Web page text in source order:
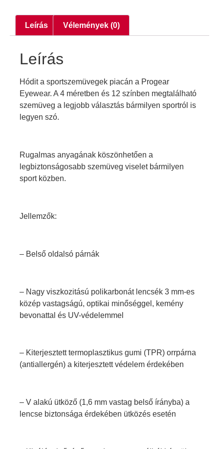
Leírás Vélemények (0)
Leírás
Hódit a sportszemüvegek piacán a Progear
Eyewear. A 4 méretben és 12 színben megtalálható
szemüveg a legjobb választás bármilyen sportról is
legyen szó.
Rugalmas anyagának köszönhetően a
legbiztonságosabb szemüveg viselet bármilyen
sport közben.
Jellemzők:
– Belső oldalsó párnák
– Nagy viszkozitású polikarbonát lencsék 3 mm-es
közép vastagságú, optikai minőséggel, kemény
bevonattal és UV-védelemmel
– Kiterjesztett termoplasztikus gumi (TPR) orrpárna
(antiallergén) a kiterjesztett védelem érdekében
– V alakú ütköző (1,6 mm vastag belső írányba) a
lencse biztonsága érdekében ütközés esetén